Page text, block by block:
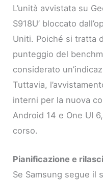
L’unità avvistata su
S918U’ bloccato
Uniti. Poiché si tratta
punteggio del
considerato
Tuttavia,
interni per la nuova
Android 14 e One UI
corso.
Pianificazione e
Se Samsung segue il